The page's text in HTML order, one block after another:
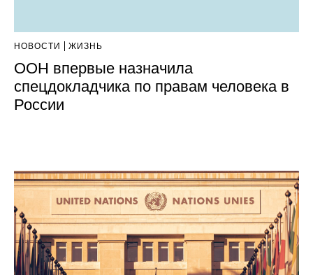
НОВОСТИ ЖИЗНЬ
ООН впервые назначила
спецдокладчика по правам человека в
России